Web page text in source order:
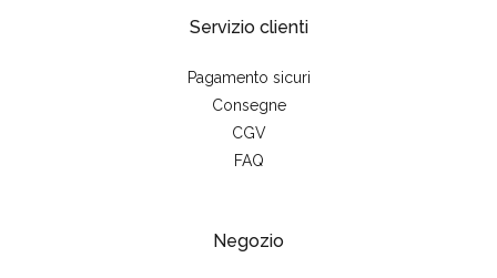
Servizio clienti
Pagamento sicuri
Consegne
CGV
FAQ
Negozio